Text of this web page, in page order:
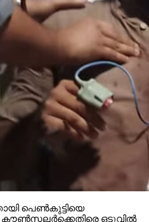
പെൺകുട്ടിയെ
കൗൺസലർക്കെതിരെ ഒടുവിൽ